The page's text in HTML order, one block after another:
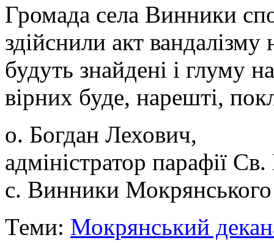
Громада села Винники
здійснили акт
будуть знайдені і глуму
вірних буде, нарешті,
о. Богдан Лехович,
адміністратор парафії
с. Винники Мокрянського
Теми: Мокрянський